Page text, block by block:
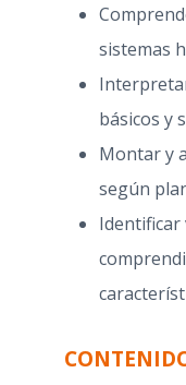
sistemas
básicos y
Montar y
según
Identificar